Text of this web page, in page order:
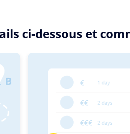
ci-dessous et